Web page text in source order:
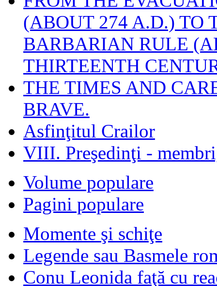
(ABOUT 274 A.D.) TO
BARBARIAN RULE
THIRTEENTH
THE TIMES AND
BRAVE.
Asfinţitul Crailor
VIII. Preşedinţi -
Volume populare
Pagini populare
Momente şi schiţe
Legende sau Basmele
Conu Leonida faţă cu